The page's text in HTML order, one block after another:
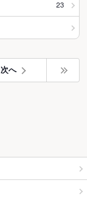
23
次へ